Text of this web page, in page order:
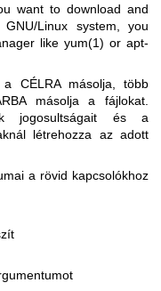
want to download and
Linux system, you
likeyum(1) orapt-
CÉLRA másolja, több
másolja a fájlokat.
jogosultságait és a
létrehozza az adott
a rövid kapcsolókhoz